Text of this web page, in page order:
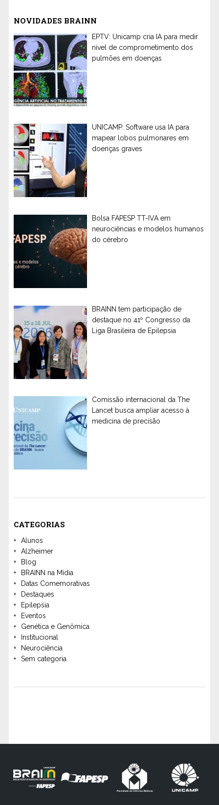
NOVIDADES BRAINN
EPTV: Unicamp cria IA para medir
nível de comprometimento dos
pulmões em doenças
UNICAMP: Software usa IA para
mapear lobos pulmonares em
doenças graves
Bolsa FAPESP TT-IVA em
neurociências e modelos humanos
do cérebro
BRAINN tem participação de
destaque no 41º Congresso da
Liga Brasileira de Epilepsia
Comissão internacional da The
Lancet busca ampliar acesso à
medicina de precisão
CATEGORIAS
Alunos
Alzheimer
Blog
BRAINN na Mídia
Datas Comemorativas
Destaques
Epilepsia
Eventos
Genética e Genômica
Institucional
Neurociência
Sem categoria